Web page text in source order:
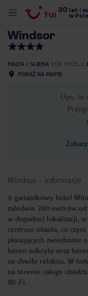
30 lat
w
Windsor
MALTA SLIEMA KOD HOTELU
POKAŻ NA MAPIE
Ups, ta
Windsor - informacje
4-gwiazdkowy hotel
zaledwie 200 metrów
w dogodnej lokalizacji,
centrum miasta, co
planujących zwiedzanie
basen odkryty oraz
na chwile relaksu. W
na terenie całego
Wi-Fi.